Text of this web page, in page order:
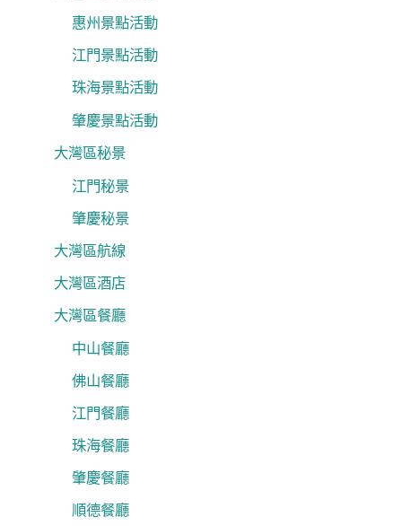
惠州景點活動
江門景點活動
珠海景點活動
肇慶景點活動
大灣區秘景
江門秘景
肇慶秘景
大灣區航線
大灣區酒店
大灣區餐廳
中山餐廳
佛山餐廳
江門餐廳
珠海餐廳
肇慶餐廳
順德餐廳